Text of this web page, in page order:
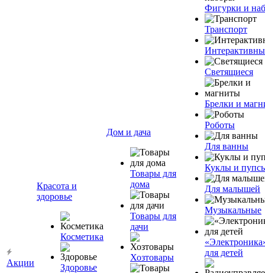
Акции
Красота и
здоровье
Косметика
Здоровье
Дом и дача
Товары для
дома
Товары для
дачи
Хозтовары
Фигурки и
Транспорт
Светящиеся
Брелки и
Роботы
Для ванны
Куклы и
Для малышей
Музыкальные
для детей